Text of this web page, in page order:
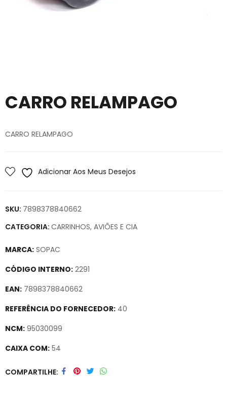
CARRO RELAMPAGO
CARRO RELAMPAGO
Adicionar Aos Meus Desejos
SKU: 7898378840662
CATEGORIA: CARRINHOS, AVIÕES E CIA
MARCA: SOPAC
CÓDIGO INTERNO: 2291
EAN: 7898378840662
REFERÊNCIA DO FORNECEDOR: 40
NCM: 95030099
CAIXA COM: 54
Secure crypto portfolio manager for desktops and mobile –
COMPARTILHE